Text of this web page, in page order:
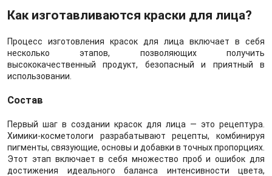
Как изготавливаются краски для лица?
Процесс изготовления красок для лица включает в себя
несколько этапов, позволяющих получить
высококачественный продукт, безопасный и приятный в
использовании.
Состав
Первый шаг в создании красок для лица — это рецептура.
Химики-косметологи разрабатывают рецепты, комбинируя
пигменты, связующие, основы и добавки в точных пропорциях.
Этот этап включает в себя множество проб и ошибок для
достижения идеального баланса интенсивности цвета,